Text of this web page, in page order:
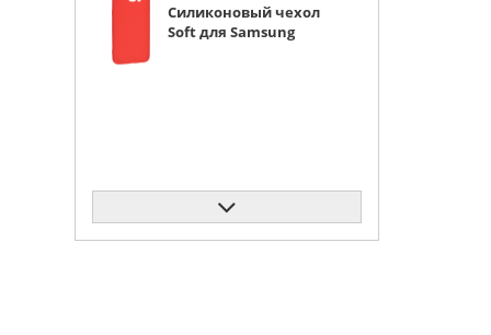
Силиконовый чехол
Soft для Samsung